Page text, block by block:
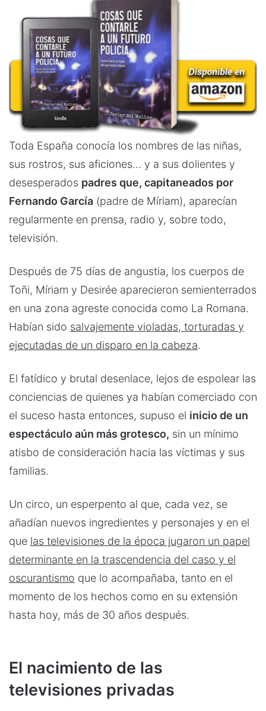
Toda España conocía los nombres de las niñas,
sus rostros, sus aficiones… y a sus dolientes y
desesperados padres que, capitaneados por
Fernando García (padre de Míriam), aparecían
regularmente en prensa, radio y, sobre todo,
televisión.
Después de 75 días de angustia, los cuerpos de
Toñi, Míriam y Desirée aparecieron semienterrados
en una zona agreste conocida como La Romana.
Habían sido salvajemente violadas, torturadas y
ejecutadas de un disparo en la cabeza.
El fatídico y brutal desenlace, lejos de espolear las
conciencias de quienes ya habían comerciado con
el suceso hasta entonces, supuso el inicio de un
espectáculo aún más grotesco, sin un mínimo
atisbo de consideración hacia las víctimas y sus
familias.
Un circo, un esperpento al que, cada vez, se
añadían nuevos ingredientes y personajes y en el
que las televisiones de la época jugaron un papel
determinante en la trascendencia del caso y el
oscurantismo que lo acompañaba, tanto en el
momento de los hechos como en su extensión
hasta hoy, más de 30 años después.
El nacimiento de las
televisiones privadas